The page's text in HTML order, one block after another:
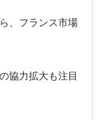
、フランス市場
協力拡大も注目